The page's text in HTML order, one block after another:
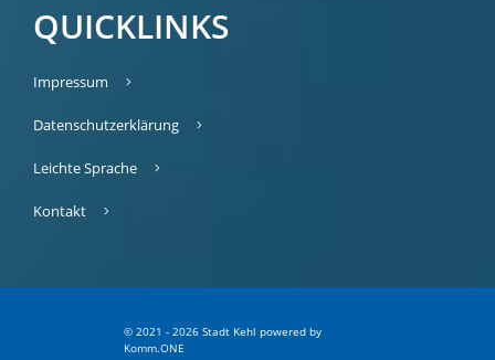
QUICKLINKS
Impressum
Datenschutzerklärung
Leichte Sprache
Kontakt
© 2021 - 2026 Stadt Kehl powered by
Komm.ONE